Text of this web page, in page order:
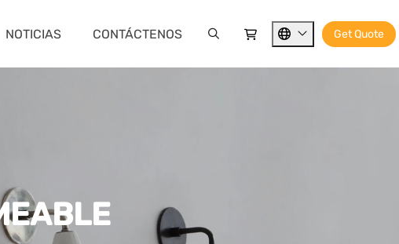
Get Quote
NOTICIAS CONTÁCTENOS